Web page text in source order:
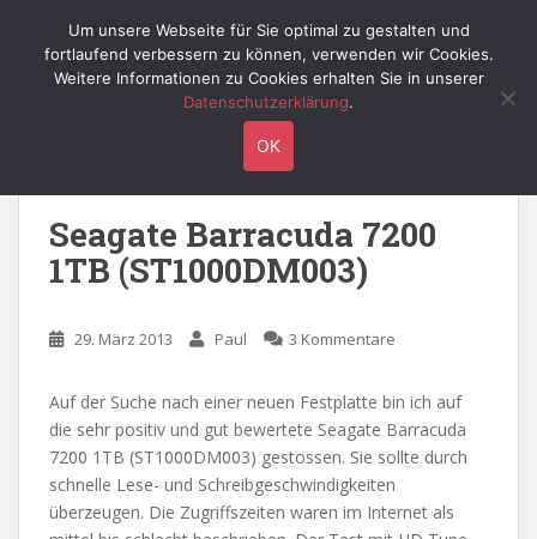
Willy's Technik-Blog
hd tune
Seagate Barracuda 7200
1TB (ST1000DM003)
29. März 2013 Paul 3 Kommentare
Auf der Suche nach einer neuen Festplatte bin ich auf
die sehr positiv und gut bewertete Seagate Barracuda
7200 1TB (ST1000DM003) gestossen. Sie sollte durch
schnelle Lese- und Schreibgeschwindigkeiten
überzeugen. Die Zugriffszeiten waren im Internet als
Um unsere Webseite für Sie optimal zu gestalten und
fortlaufend verbessern zu können, verwenden wir Cookies.
Weitere Informationen zu Cookies erhalten Sie in unserer
Datenschutzerklärung.
OK